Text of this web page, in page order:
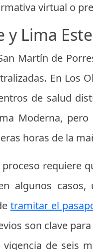
virtual o
y Lima Este
Martín de
En Los
de salud
Moderna, pero
horas de la
requiere
algunos casos,
tramitar el
son clave
de seis